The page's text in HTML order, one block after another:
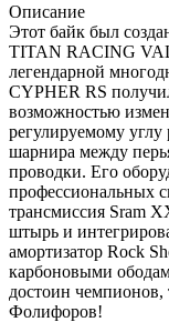
Описание
Этот байк был
TITAN RACING
легендарной
CYPHER RS
возможностью
регулируемому углу
шарнира между
проводки. Его
профессиональных
трансмиссия Sram
штырь и
амортизатор Rock
карбоновыми
достоин
Фолифоров!